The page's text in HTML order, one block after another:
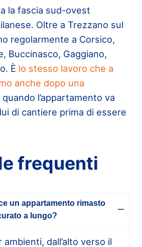
la fascia sud-ovest
Oltre a Trezzano sul
regolarmente a Corsico,
Buccinasco, Gaggiano,
È lo stesso lavoro che a
anche dopo una
quando l’appartamento va
di cantiere prima di essere
frequenti
un appartamento rimasto
a lungo?
dall’alto verso il